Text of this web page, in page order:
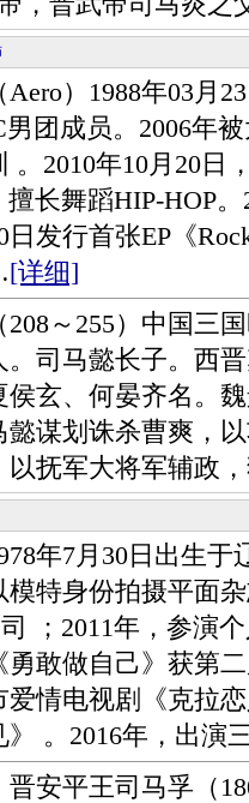
）1988年03月23
团成员。2006年
。2010年10月20
擅长舞蹈HIP-HOP
日发行首张EP《
[详细]
～255）中国三国
。司马懿长子。西
侯玄、何晏齐名。
懿谋划诛杀曹爽，
以抚军大将军辅政
7月30日出生于
特身份拍摄平面
；2011年，参演
敢做自己》获第
爱情电视剧《克拉
》 。2016年，出
平王司马孚（